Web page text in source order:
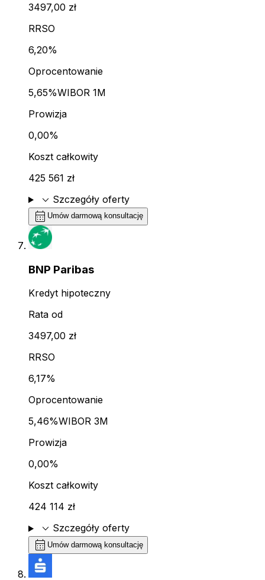
3497,00 zł
RRSO
6,20%
Oprocentowanie
5,65%WIBOR 1M
Prowizja
0,00%
Koszt całkowity
425 561 zł
expand_more Szczegóły oferty
calendar_month Umów darmową konsultację
BNP Paribas
Kredyt hipoteczny
Rata od
3497,00 zł
RRSO
6,17%
Oprocentowanie
5,46%WIBOR 3M
Prowizja
0,00%
Koszt całkowity
424 114 zł
expand_more Szczegóły oferty
calendar_month Umów darmową konsultację